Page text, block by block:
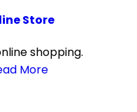
Store
shopping.
More